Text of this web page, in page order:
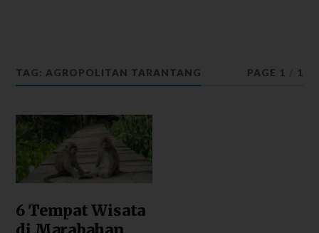
TAG: AGROPOLITAN TARANTANG PAGE 1 1
6 Tempat Wisata